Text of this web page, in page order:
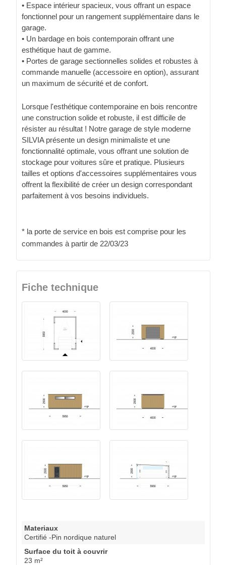
• Espace intérieur spacieux, vous offrant un espace
fonctionnel pour un rangement supplémentaire dans le
garage.
• Un bardage en bois contemporain offrant une
esthétique haut de gamme.
• Portes de garage sectionnelles solides et robustes à
commande manuelle (accessoire en option), assurant
un maximum de sécurité et de confort.
Lorsque l'esthétique contemporaine en bois rencontre
une construction solide et robuste, il est difficile de
résister au résultat ! Notre garage de style moderne
SILVIA présente un design minimaliste et une
fonctionnalité optimale, vous offrant une solution de
stockage pour voitures sûre et pratique. Plusieurs
tailles et options d'accessoires supplémentaires vous
offrent la flexibilité de créer un design correspondant
parfaitement à vos besoins individuels.
* la porte de service en bois est comprise pour les
commandes à partir de 22/03/23
Fiche technique
Materiaux
Certifié -Pin nordique naturel
Surface du toit à couvrir
23 m²